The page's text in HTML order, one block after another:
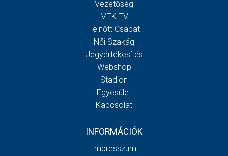
Vezetőség
MTK TV
Felnőtt Csapat
Női Szakág
Jegyértékesítés
Webshop
Stadion
Egyesület
Kapcsolat
INFORMÁCIÓK
Impresszum